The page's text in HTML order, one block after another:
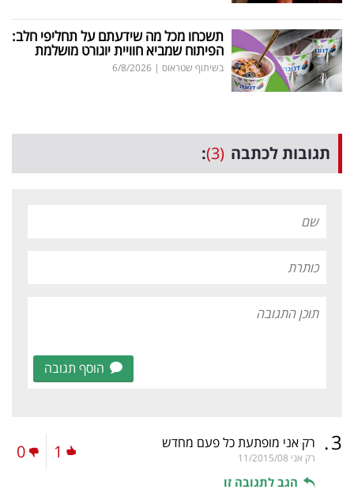
תשכחו מכל מה שידעתם על תחליפי חלב:
הפיתוח שמביא חוויית יוגורט מושלמת
בשיתוף שטראוס |
6/8/2026
תגובות לכתבה (3)
:
הוסף תגובה
3
. רק אני מופתעת כל פעם מחדש
רק אני 11/2015/08
הגב לתגובה זו
1
0